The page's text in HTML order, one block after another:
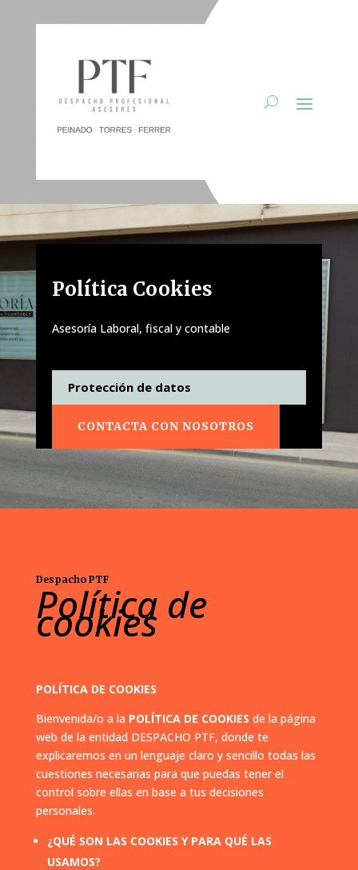
Política Cookies
Asesoría Laboral, fiscal y contable
Protección de datos
CONTACTA CON NOSOTROS
Despacho PTF
Política de
cookies
POLÍTICA DE COOKIES
Bienvenida/o a la POLÍTICA DE COOKIES de la página
web de la entidad DESPACHO PTF, donde te
explicaremos en un lenguaje claro y sencillo todas las
cuestiones necesarias para que puedas tener el
control sobre ellas en base a tus decisiones
personales.
¿QUÉ SON LAS COOKIES Y PARA QUÉ LAS
USAMOS?